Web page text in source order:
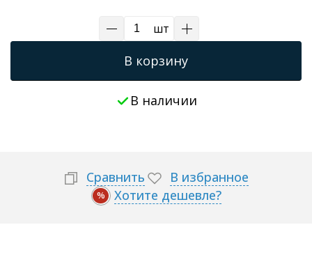
шт
В корзину
В наличии
Сравнить В избранное
% Хотите дешевле?